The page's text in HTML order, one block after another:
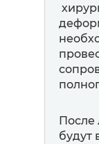
После
будут